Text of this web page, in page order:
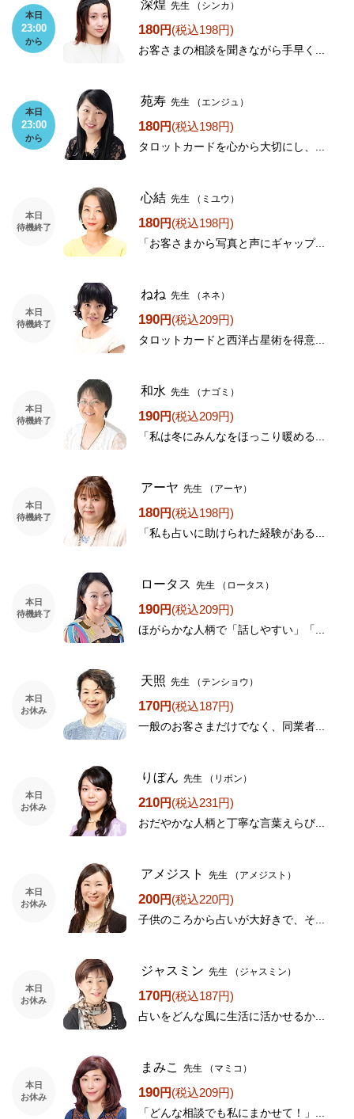
本日
23:00
から
深煌 先生 （シンカ）
180円(税込198円)
お客さまの相談を聞きながら手早く...
本日
23:00
から
苑寿 先生 （エンジュ）
180円(税込198円)
タロットカードを心から大切にし、...
本日
待機終了
心結 先生 （ミユウ）
180円(税込198円)
「お客さまから写真と声にギャップ...
本日
待機終了
ねね 先生 （ネネ）
190円(税込209円)
タロットカードと西洋占星術を得意...
本日
待機終了
和水 先生 （ナゴミ）
190円(税込209円)
「私は冬にみんなをほっこり暖める...
本日
待機終了
アーヤ 先生 （アーヤ）
180円(税込198円)
「私も占いに助けられた経験がある...
本日
待機終了
ロータス 先生 （ロータス）
190円(税込209円)
ほがらかな人柄で「話しやすい」「...
本日
お休み
天照 先生 （テンショウ）
170円(税込187円)
一般のお客さまだけでなく、同業者...
本日
お休み
りぼん 先生 （リボン）
210円(税込231円)
おだやかな人柄と丁寧な言葉えらび...
本日
お休み
アメジスト 先生 （アメジスト）
200円(税込220円)
子供のころから占いが大好きで、そ...
本日
お休み
ジャスミン 先生 （ジャスミン）
170円(税込187円)
占いをどんな風に生活に活かせるか...
本日
お休み
まみこ 先生 （マミコ）
190円(税込209円)
「どんな相談でも私にまかせて！」...